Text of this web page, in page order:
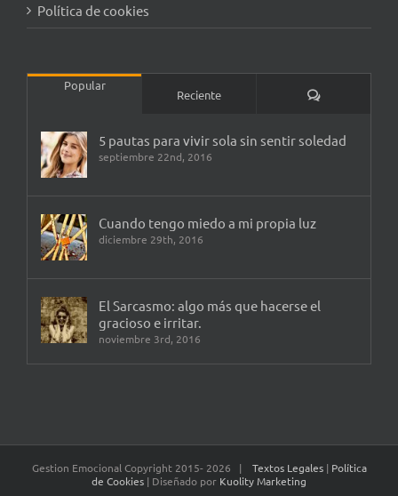
Política de cookies
Popular
Reciente Comentarios
5 pautas para vivir sola sin sentir soledad
septiembre 22nd, 2016
Cuando tengo miedo a mi propia luz
diciembre 29th, 2016
El Sarcasmo: algo más que hacerse el
gracioso e irritar.
noviembre 3rd, 2016
Gestion Emocional Copyright 2015- 2026 | Textos Legales | Política
de Cookies | Diseñado por Kuolity Marketing